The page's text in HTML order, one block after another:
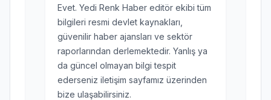
Evet. Yedi Renk Haber editör ekibi tüm
bilgileri resmi devlet kaynakları,
güvenilir haber ajansları ve sektör
raporlarından derlemektedir. Yanlış ya
da güncel olmayan bilgi tespit
ederseniz iletişim sayfamız üzerinden
bize ulaşabilirsiniz.